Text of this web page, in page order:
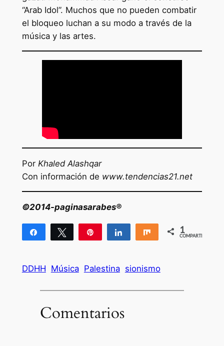
“Arab Idol”. Muchos que no pueden combatir
el bloqueo luchan a su modo a través de la
música y las artes.
Por Khaled Alashqar
Con información de www.tendencias21.net
©2014-paginasarabes®
Compartir Twittear Compartir Compartir
1
COMPARTIR
DDHH Música Palestina sionismo
Comentarios